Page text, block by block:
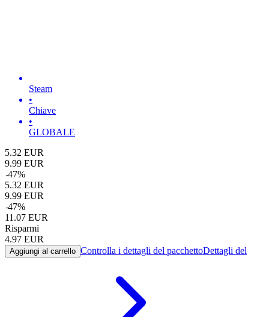
Steam
•
Chiave
•
GLOBALE
5.32 EUR
9.99 EUR
-47%
5.32 EUR
9.99 EUR
-47%
11.07 EUR
Risparmi
4.97 EUR
Aggiungi al carrello Controlla i dettagli del pacchettoDettagli del